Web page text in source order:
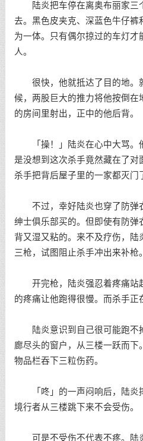
陆炎把车停在离奥布丽家三
去。黑色皮夹克、深蓝色牛仔裤
为一体。只有偶尔掠过的车灯才
人。
很快，他就抵达了目的地。
候，两股巨大的推力将他按倒
的房间里射出，正中的他后背。
「操！」陆炎在心中大骂。
是没想到这次杀手竟然藏在了对
杀手把背后屋子里的一家都灭门
不过，幸好陆炎也穿了防弹
绅士俱乐部买的。但即使有防弹
背又湿又粘的。来不及疗伤，陆
三枪，试图阻止杀手冲出来补枪。
开完枪，陆炎强忍着疼痛站
的疼痛让他跑得很慢。而杀手正
陆炎意识到自己很可能跑不
廊尽头的窗户，从三楼一跃而下
物品栏吞下三粒伤药。
「咚」的一声闷响后，陆炎
境行者从三楼跳下来不会受伤。
可是不受伤不代表不疼。陆